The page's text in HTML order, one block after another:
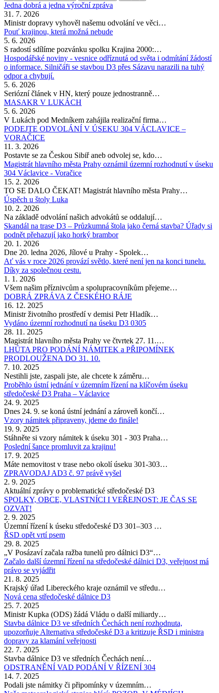
Jedna dobrá a jedna výroční zpráva
31. 7. 2026
Ministr dopravy vyhověl našemu odvolání ve věci…
Pouť krajinou, která možná nebude
5. 6. 2026
S radostí sdílíme pozvánku spolku Krajina 2000:…
Hospodářské noviny - vesnice odříznutá od světa i odmítání žádostí
o informace. Silničáři se stavbou D3 přes Sázavu narazili na tuhý
odpor a chybují.
5. 6. 2026
Seriózní článek v HN, který pouze jednostranně…
MASAKR V LUKÁCH
5. 6. 2026
V Lukách pod Medníkem zahájila realizační firma…
PODEJTE ODVOLÁNÍ V ÚSEKU 304 VÁCLAVICE –
VORAČICE
11. 3. 2026
Postavte se za Českou Sibiř aneb odvolej se, kdo…
Magistrát hlavního města Prahy oznámil územní rozhodnutí v úseku
304 Václavice - Voračice
15. 2. 2026
TO SE DALO ČEKAT! Magistrát hlavního města Prahy…
Úspěch u štoly Luka
10. 2. 2026
Na základě odvolání našich advokátů se oddalují…
Skandál na trase D3 – Průzkumná štola jako černá stavba? Úřady si
podnět přehazují jako horký brambor
20. 1. 2026
Dne 20. ledna 2026, Jílové u Prahy - Spolek…
Ať vás v roce 2026 provází světlo, které není jen na konci tunelu.
Díky za společnou cestu.
1. 1. 2026
Všem našim příznivcům a spolupracovníkům přejeme…
DOBRÁ ZPRÁVA Z ČESKÉHO RÁJE
16. 12. 2025
Ministr životního prostředí v demisi Petr Hladík…
Vydáno územní rozhodnutí na úseku D3 0305
28. 11. 2025
Magistrát hlavního města Prahy ve čtvrtek 27. 11.…
LHŮTA PRO PODÁNÍ NÁMITEK a PŘIPOMÍNEK
PRODLOUŽENA DO 31. 10.
7. 10. 2025
Nestihli jste, zaspali jste, ale chcete k záměru…
Proběhlo ústní jednání v územním řízení na klíčovém úseku
středočeské D3 Praha – Václavice
24. 9. 2025
Dnes 24. 9. se koná ústní jednání a zároveň končí…
Vzory námitek připraveny, jdeme do finále!
19. 9. 2025
Stáhněte si vzory námitek k úseku 301 - 303 Praha…
Poslední šance promluvit za krajinu!
17. 9. 2025
Máte nemovitost v trase nebo okolí úseku 301-303…
ZPRAVODAJ AD3 č. 97 právě vyšel
2. 9. 2025
Aktuální zprávy o problematické středočeské D3
SPOLKY, OBCE, VLASTNÍCI I VEŘEJNOST: JE ČAS SE
OZVAT!
2. 9. 2025
Územní řízení k úseku středočeské D3 301–303 …
ŘSD opět vrtí psem
29. 8. 2025
„V Posázaví začala ražba tunelů pro dálnici D3“…
Začalo další územní řízení na středočeské dálnici D3, veřejnost má
právo se vyjádřit
21. 8. 2025
Krajský úřad Libereckého kraje oznámil ve středu…
Nová cena středočeské dálnice D3
25. 7. 2025
Ministr Kupka (ODS) žádá Vládu o další miliardy…
Stavba dálnice D3 ve středních Čechách není rozhodnuta,
upozorňuje Alternativa středočeské D3 a kritizuje ŘSD i ministra
dopravy za klamání veřejnosti
22. 7. 2025
Stavba dálnice D3 ve středních Čechách není…
ODSTRANĚNÍ VAD PODÁNÍ V ŘÍZENÍ 304
14. 7. 2025
Podali jste námitky či připomínky v územním…